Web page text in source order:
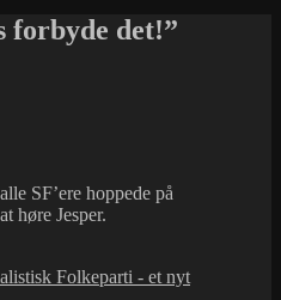
forbyde det!”
SF’ere hoppede på
høre Jesper.
Folkeparti - et nyt